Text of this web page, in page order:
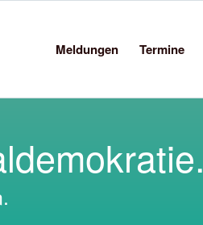
Meldungen Termine